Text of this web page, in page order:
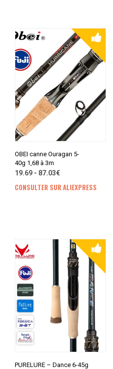
OBEI canne Ouragan 5-
40g 1,68 à 3m
19.69 - 87.03€
CONSULTER SUR ALIEXPRESS
PURELURE – Dance 6-45g